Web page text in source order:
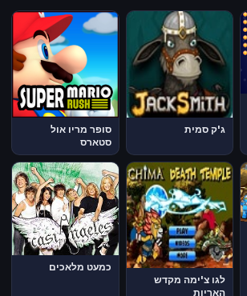
ג'ק סמית
סופר מריו אול
סטארס
לגו צ'ימה מקדש
האריות
כמעט מלאכים